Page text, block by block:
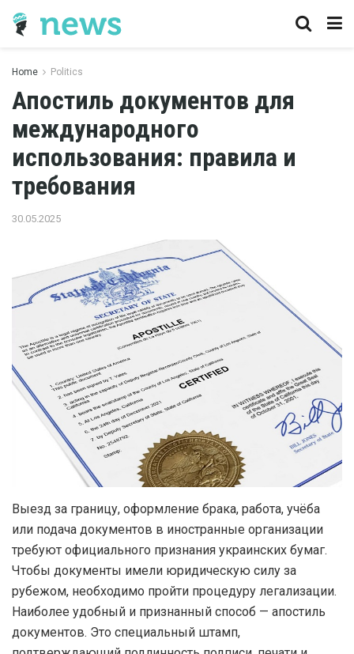
Home Politics
Апостиль документов для
международного
использования: правила и
требования
30.05.2025
Выезд за границу, оформление брака, работа, учёба
или подача документов в иностранные организации
требуют официального признания украинских бумаг.
Чтобы документы имели юридическую силу за
рубежом, необходимо пройти процедуру легализации.
Наиболее удобный и признанный способ — апостиль
документов. Это специальный штамп,